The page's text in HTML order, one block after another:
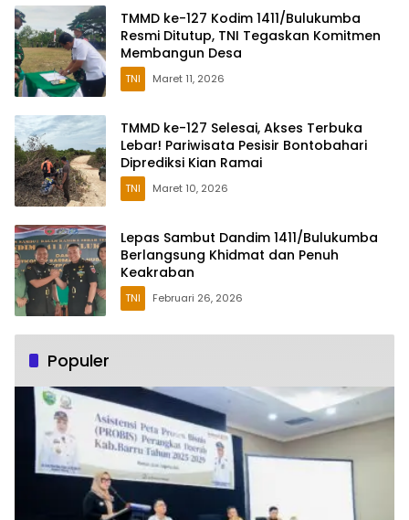
TMMD ke-127 Kodim 1411/Bulukumba
Resmi Ditutup, TNI Tegaskan Komitmen
Membangun Desa
TNI Maret 11, 2026
TMMD ke-127 Selesai, Akses Terbuka
Lebar! Pariwisata Pesisir Bontobahari
Diprediksi Kian Ramai
TNI Maret 10, 2026
Lepas Sambut Dandim 1411/Bulukumba
Berlangsung Khidmat dan Penuh
Keakraban
TNI Februari 26, 2026
Populer